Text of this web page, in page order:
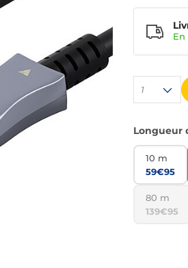
1
En
Longueur
10 m
59€95
80 m
139€95